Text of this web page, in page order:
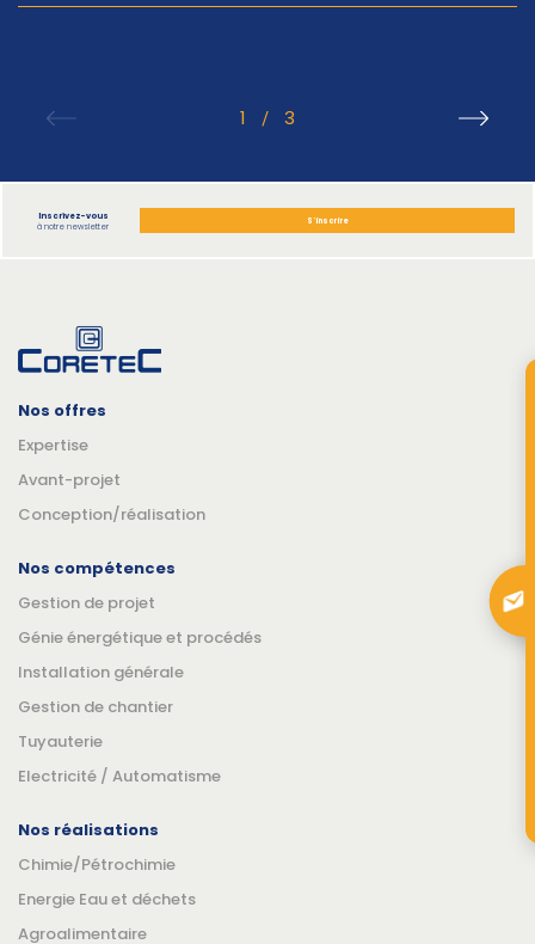
1 / 3
Inscrivez-vous
à notre newsletter
S'inscrire
Nos offres
Expertise
Avant-projet
Conception/réalisation
Nos compétences
Gestion de projet
Génie énergétique et procédés
Installation générale
Gestion de chantier
Tuyauterie
Electricité / Automatisme
Nos réalisations
Chimie/Pétrochimie
Energie Eau et déchets
Agroalimentaire